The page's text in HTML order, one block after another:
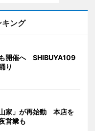
キング
も開催へ SHIBUYA109
り
家」が再始動 本店を
営業も